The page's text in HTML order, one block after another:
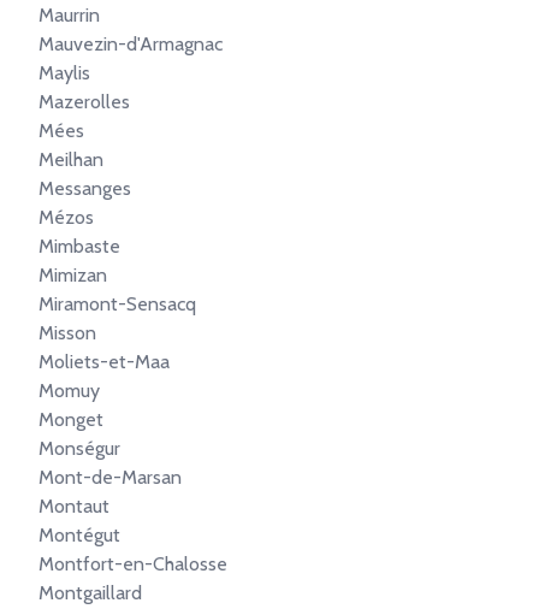
Maurrin
Mauvezin-d'Armagnac
Maylis
Mazerolles
Mées
Meilhan
Messanges
Mézos
Mimbaste
Mimizan
Miramont-Sensacq
Misson
Moliets-et-Maa
Momuy
Monget
Monségur
Mont-de-Marsan
Montaut
Montégut
Montfort-en-Chalosse
Montgaillard